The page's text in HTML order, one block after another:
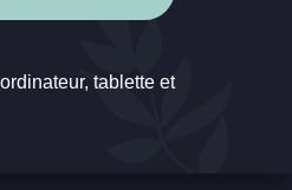
tablette et